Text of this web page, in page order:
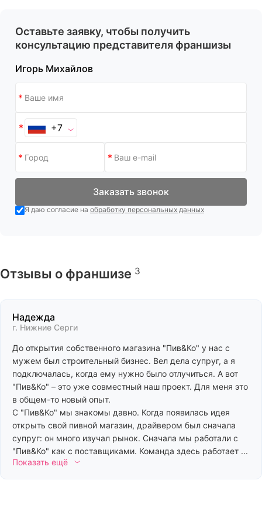
Оставьте заявку, чтобы получить
консультацию представителя франшизы
Игорь Михайлов
+7
Заказать звонок
Я даю согласие на обработку персональных данных
Отзывы о франшизе 3
Надежда
г. Нижние Серги
До открытия собственного магазина "Пив&Ко" у нас с
мужем был строительный бизнес. Вел дела супруг, а я
подключалась, когда ему нужно было отлучиться. А вот
"Пив&Ко" – это уже совместный наш проект. Для меня это
в общем-то новый опыт.
С "Пив&Ко" мы знакомы давно. Когда появилась идея
открыть свой пивной магазин, драйвером был сначала
супруг: он много изучал рынок. Сначала мы работали с
"Пив&Ко" как с поставщиками. Команда здесь работает ...
Показать ещё